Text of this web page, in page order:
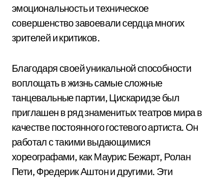
эмоциональность и техническое
совершенство завоевали сердца многих
зрителей и критиков.
Благодаря своей уникальной способности
воплощать в жизнь самые сложные
танцевальные партии, Цискаридзе был
приглашен в ряд знаменитых театров мира в
качестве постоянного гостевого артиста. Он
работал с такими выдающимися
хореографами, как Маурис Бежарт, Ролан
Пети, Фредерик Аштон и другими. Эти